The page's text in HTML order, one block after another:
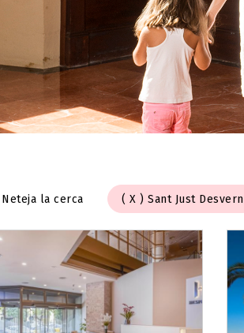
Neteja la cerca Sant Just Desvern